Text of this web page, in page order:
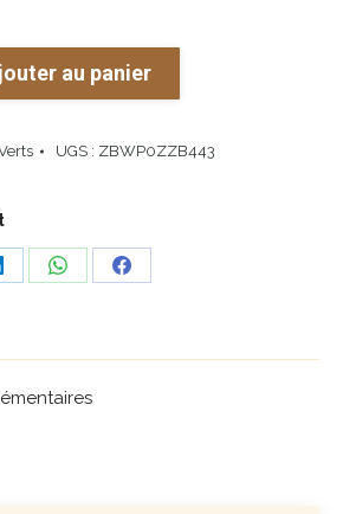
au panier
UGS : ZBWP0ZZB443
Share
Share